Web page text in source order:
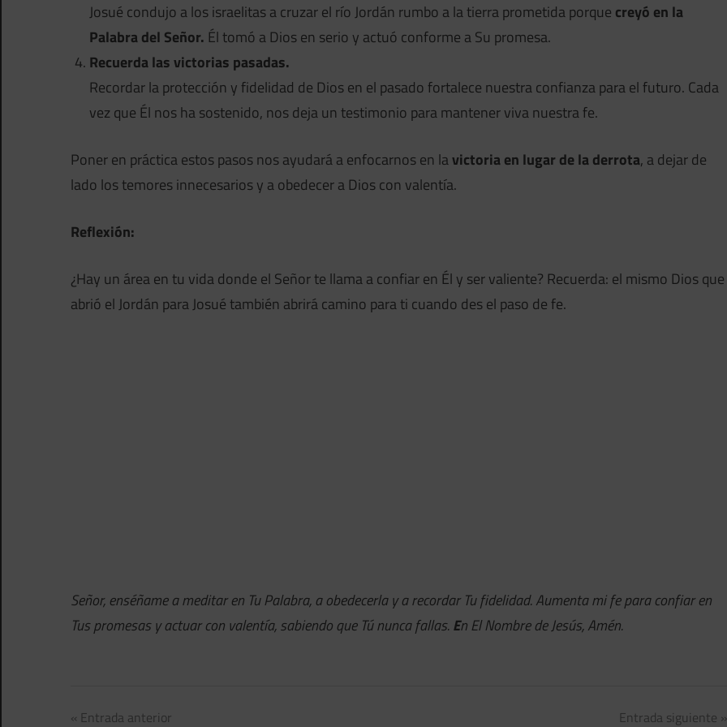
Josué condujo a los israelitas a cruzar el río Jordán rumbo a la tierra prometida porque creyó en la
Palabra del Señor. Él tomó a Dios en serio y actuó conforme a Su promesa.
Recuerda las victorias pasadas.
Recordar la protección y fidelidad de Dios en el pasado fortalece nuestra confianza para el futuro. Cada
vez que Él nos ha sostenido, nos deja un testimonio para mantener viva nuestra fe.
Poner en práctica estos pasos nos ayudará a enfocarnos en lavictoria en lugar de la derrota, a dejar de
lado los temores innecesarios y a obedecer a Dios con valentía.
Reflexión:
¿Hay un área en tu vida donde el Señor te llama a confiar en Él y ser valiente? Recuerda: el mismo Dios que
abrió el Jordán para Josué también abrirá camino para ti cuando des el paso de fe.
Señor, enséñame a meditar en Tu Palabra, a obedecerla y a recordar Tu fidelidad. Aumenta mi fe para confiar en
Tus promesas y actuar con valentía, sabiendo que Tú nunca fallas.En El Nombre de Jesús, Amén.
Entrada anterior Entrada siguiente